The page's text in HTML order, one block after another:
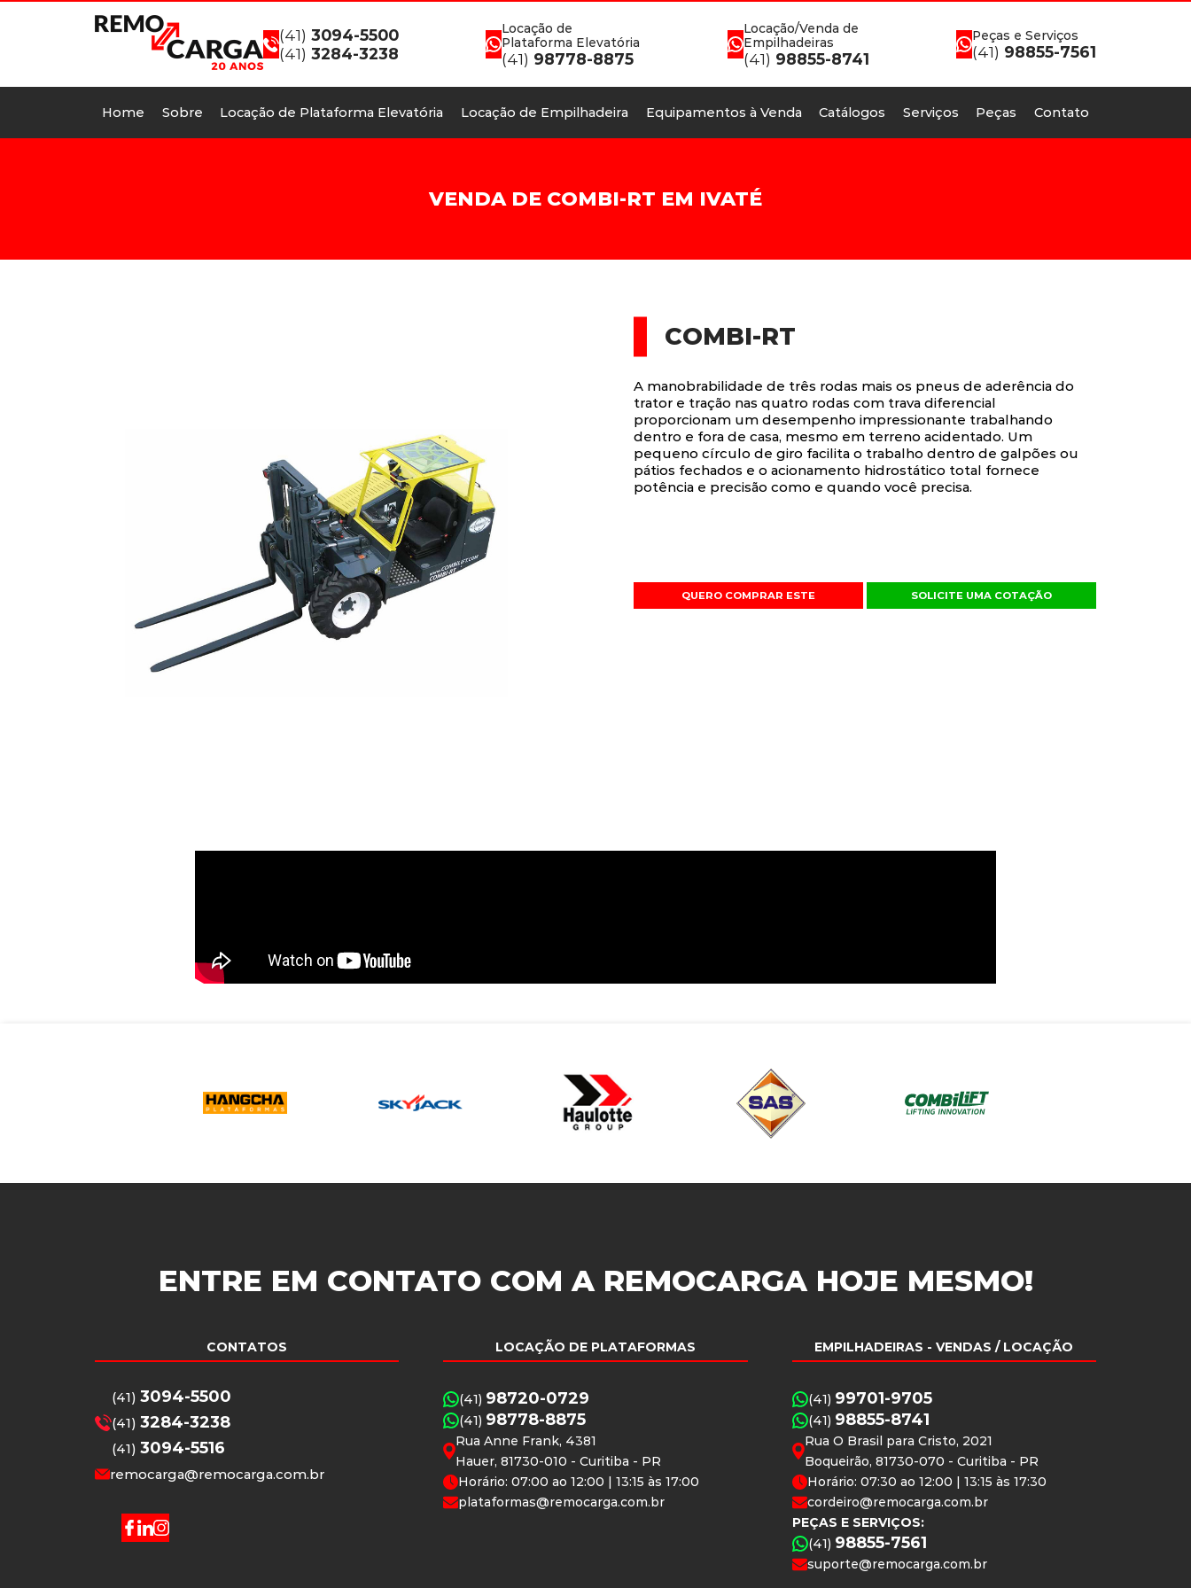
(41) 3094-5500
(41) 3284-3238
Locação de
Plataforma Elevatória
(41) 98778-8875
Locação/Venda de
Empilhadeiras
(41) 98855-8741
Peças e Serviços
(41) 98855-7561
Home Sobre Locação de Plataforma Elevatória Locação de Empilhadeira Equipamentos à Venda Catálogos Serviços Peças Contato
VENDA DE COMBI-RT EM IVATÉ
COMBI-RT
A manobrabilidade de três rodas mais os pneus de aderência do
trator e tração nas quatro rodas com trava diferencial
proporcionam um desempenho impressionante trabalhando
dentro e fora de casa, mesmo em terreno acidentado. Um
pequeno círculo de giro facilita o trabalho dentro de galpões ou
pátios fechados e o acionamento hidrostático total fornece
potência e precisão como e quando você precisa.
QUERO COMPRAR ESTE SOLICITE UMA COTAÇÃO
ENTRE EM CONTATO COM A REMOCARGA HOJE MESMO!
CONTATOS
(41) 3094-5500
(41) 3284-3238
(41) 3094-5516
remocarga@remocarga.com.br
LOCAÇÃO DE PLATAFORMAS
(41) 98720-0729
(41) 98778-8875
Rua Anne Frank, 4381
Hauer, 81730-010 - Curitiba - PR
Horário: 07:00 ao 12:00 | 13:15 às 17:00
plataformas@remocarga.com.br
EMPILHADEIRAS - VENDAS / LOCAÇÃO
(41) 99701-9705
(41) 98855-8741
Rua O Brasil para Cristo, 2021
Boqueirão, 81730-070 - Curitiba - PR
Horário: 07:30 ao 12:00 | 13:15 às 17:30
cordeiro@remocarga.com.br
PEÇAS E SERVIÇOS:
(41) 98855-7561
suporte@remocarga.com.br